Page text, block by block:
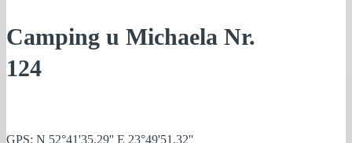
Camping u Michaela Nr.
124
GPS: N 52°41'35.29'' E 23°49'51.32''